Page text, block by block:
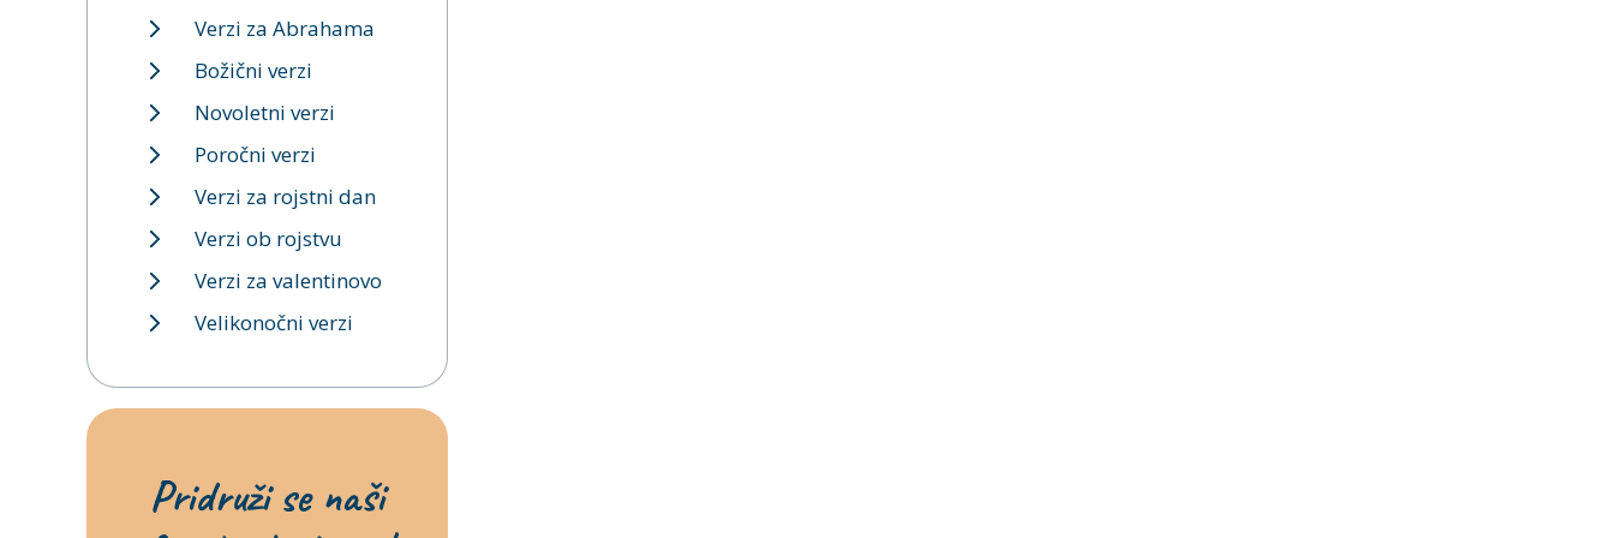
Verzi za Abrahama
Božični verzi
Novoletni verzi
Poročni verzi
Verzi za rojstni dan
Verzi ob rojstvu
Verzi za valentinovo
Velikonočni verzi
Pridruži se naši